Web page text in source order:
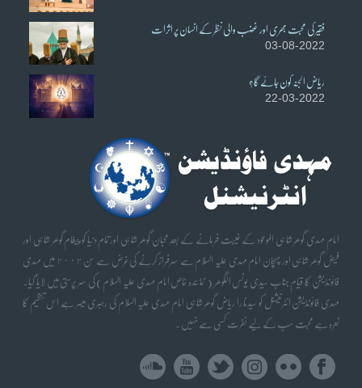
فقیر کی محبت بھری اور غضب والی نظر کے انسان پر اثرات
03-08-2022
ریاض الجنہ کون جائے گا؟
22-03-2022
امام مہدی گوھر شاہی الموعود کے غیبت فرمانے کے بعد محبان گوھر شاہی اورتمام دنیا کو پیغام گوھر شاہی اور
فیض گوھر شاہی اور پہچان امام مہدی علیہ السلام سے سرفراز کرنے کی غرض سے سن ٢٠٠٢ میں مہدی
فائونڈیشن کا قیام جناب سیدی یونس الگوھر ( نمائندہ خاص امام مہدی علیہ السلام) کی سر پرستی میں لایا گیا۔
مہدی فائونڈیشن انٹرنیشنل کو سیدنا را ریاض گوھر شاہی امام مہدی علیہ السلام کی رہبری میسر ہے اس تنظیم کا
نعرہ ہے محبت سب کے لیے نفرت کسی سے نہیں۔